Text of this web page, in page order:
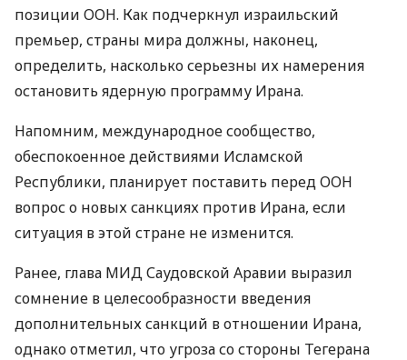
позиции ООН. Как подчеркнул израильский
премьер, страны мира должны, наконец,
определить, насколько серьезны их намерения
остановить ядерную программу Ирана.
Напомним, международное сообщество,
обеспокоенное действиями Исламской
Республики, планирует поставить перед ООН
вопрос о новых санкциях против Ирана, если
ситуация в этой стране не изменится.
Ранее, глава МИД Саудовской Аравии выразил
сомнение в целесообразности введения
дополнительных санкций в отношении Ирана,
однако отметил, что угроза со стороны Тегерана